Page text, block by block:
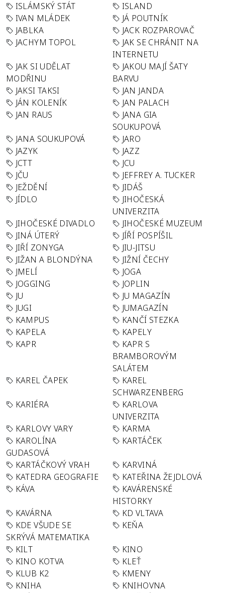
ISLÁMSKÝ STÁT
ISLAND
IVAN MLÁDEK
JÁ POUTNÍK
JABLKA
JACK ROZPAROVAČ
JACHYM TOPOL
JAK SE CHRÁNIT NA
INTERNETU
JAK SI UDĚLAT
MODŘINU
JAKOU MAJÍ ŠATY
BARVU
JAKSI TAKSI
JAN JANDA
JÁN KOLENÍK
JAN PALACH
JAN RAUS
JANA GIA
SOUKUPOVÁ
JANA SOUKUPOVÁ
JARO
JAZYK
JAZZ
JCTT
JCU
JČU
JEFFREY A. TUCKER
JEŽDĚNÍ
JIDÁŠ
JÍDLO
JIHOČESKÁ
UNIVERZITA
JIHOČESKÉ DIVADLO
JIHOČESKÉ MUZEUM
JINÁ ÚTERÝ
JÍŘÍ POSPÍŠIL
JIŘÍ ZONYGA
JIU-JITSU
JIŽAN A BLONDÝNA
JIŽNÍ ČECHY
JMELÍ
JOGA
JOGGING
JOPLIN
JU
JU MAGAZÍN
JUGI
JUMAGAZÍN
KAMPUS
KANČÍ STEZKA
KAPELA
KAPELY
KAPR
KAPR S
BRAMBOROVÝM
SALÁTEM
KAREL ČAPEK
KAREL
SCHWARZENBERG
KARIÉRA
KARLOVA
UNIVERZITA
KARLOVY VARY
KARMA
KAROLÍNA
GUDASOVÁ
KARTÁČEK
KARTÁČKOVÝ VRAH
KARVINÁ
KATEDRA GEOGRAFIE
KATEŘINA ŽEJDLOVÁ
KÁVA
KAVÁRENSKÉ
HISTORKY
KAVÁRNA
KD VLTAVA
KDE VŠUDE SE
SKRÝVÁ MATEMATIKA
KEŇA
KILT
KINO
KINO KOTVA
KLEŤ
KLUB K2
KMENY
KNIHA
KNIHOVNA